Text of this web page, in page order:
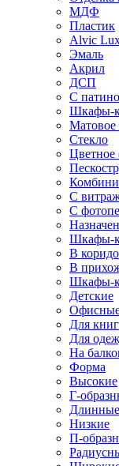
МДФ
Пластик
Alvic
Эмаль
Акрил
ДСП
С
Шкафы-
Матовое
Стекло
Цветное
С
С
Шкафы-
В
В
Шкафы-
Детские
Для книг
Для
На
Форма
Высокие
Г-
Длинные
Низкие
П-